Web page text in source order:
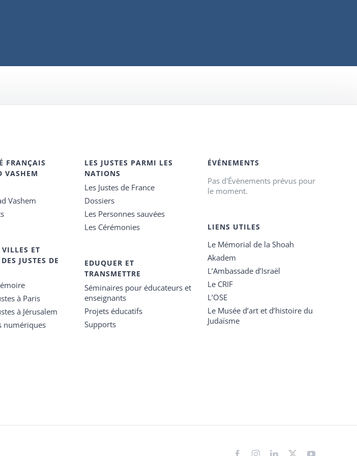
FRANÇAIS
VASHEM
Vashem
ET
JUSTES DE
à Paris
à Jérusalem
numériques
LES JUSTES PARMI LES
NATIONS
Les Justes de France
Dossiers
Les Personnes sauvées
Les Cérémonies
EDUQUER ET
TRANSMETTRE
Séminaires pour éducateurs et
enseignants
Projets éducatifs
Supports
ÉVÉNEMENTS
Pas d'Évènements prévus pour
le moment.
LIENS UTILES
Le Mémorial de la Shoah
Akadem
L’Ambassade d’Israël
Le CRIF
L’OSE
Le Musée d’art et d’histoire du
Judaïsme
FacebookInstagramLinkedIn
X YouTube